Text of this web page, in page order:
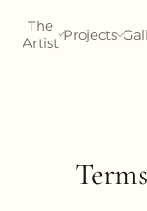
The
Artist Projects